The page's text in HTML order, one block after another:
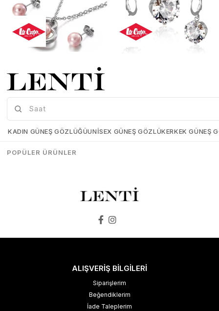
Lee-Cooper-LC-S-01045-380
₺971,50
₺1.943,00
Lee-Cooper-LC-S-01455-320
₺991,00
₺1.982,00
ALIŞVERİŞ BİLGİLERİ
Siparişlerim
Beğendiklerim
İade Taleplerim
KADIN GÜNEŞ GÖZLÜĞÜUNISEX GÜNEŞ GÖZLÜKERKEK GÜNEŞ
POPÜLER ÜRÜNLER